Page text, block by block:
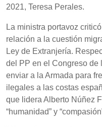
2021, Teresa Perales.
La ministra portavoz
relación a la cuestión
Ley de Extranjería.
del PP en el Congreso de
enviar a la Armada para
ilegales a las costas
que lidera Alberto Núñez
“humanidad” y